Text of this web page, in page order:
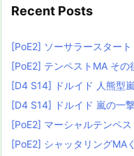
Recent Posts
[PoE2] ソーサラースタート
[PoE2] テンペストMA その
[D4 S14] ドルイド 人熊型
[D4 S14] ドルイド 嵐の一
[PoE2] マーシャルテンペ
[PoE2] シャッタリングMA